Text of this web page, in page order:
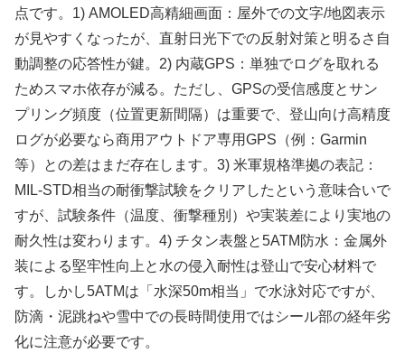
点です。1) AMOLED高精細画面：屋外での文字/地図表示
が見やすくなったが、直射日光下での反射対策と明るさ自
動調整の応答性が鍵。2) 内蔵GPS：単独でログを取れる
ためスマホ依存が減る。ただし、GPSの受信感度とサン
プリング頻度（位置更新間隔）は重要で、登山向け高精度
ログが必要なら商用アウトドア専用GPS（例：Garmin
等）との差はまだ存在します。3) 米軍規格準拠の表記：
MIL-STD相当の耐衝撃試験をクリアしたという意味合いで
すが、試験条件（温度、衝撃種別）や実装差により実地の
耐久性は変わります。4) チタン表盤と5ATM防水：金属外
装による堅牢性向上と水の侵入耐性は登山で安心材料で
す。しかし5ATMは「水深50m相当」で水泳対応ですが、
防滴・泥跳ねや雪中での長時間使用ではシール部の経年劣
化に注意が必要です。